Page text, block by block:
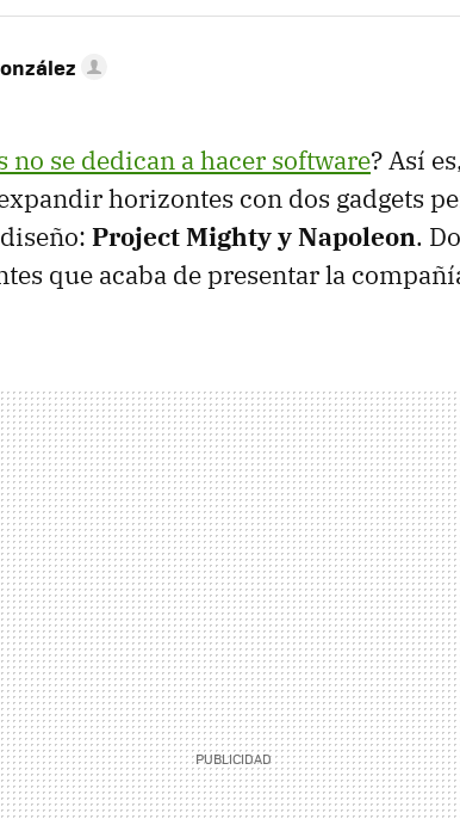
no se dedican a hacer software? Así
horizontes con dos gadgets
Project Mighty y Napoleon.
que acaba de presentar la